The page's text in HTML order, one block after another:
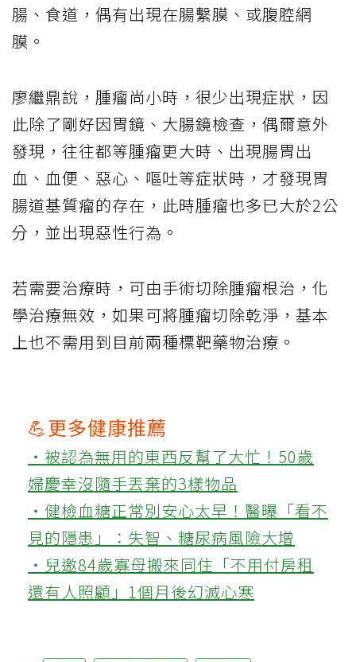
腸、食道，偶有出現在腸繫膜、或腹腔網
膜。
廖繼鼎說，腫瘤尚小時，很少出現症狀，因
此除了剛好因胃鏡、大腸鏡檢查，偶爾意外
發現，往往都等腫瘤更大時、出現腸胃出
血、血便、惡心、嘔吐等症狀時，才發現胃
腸道基質瘤的存在，此時腫瘤也多已大於2公
分，並出現惡性行為。
若需要治療時，可由手術切除腫瘤根治，化
學治療無效，如果可將腫瘤切除乾淨，基本
上也不需用到目前兩種標靶藥物治療。
💪更多健康推薦
‧被認為無用的東西反幫了大忙！50歲
婦慶幸沒隨手丟棄的3樣物品
‧健檢血糖正常別安心太早！醫曝「看不
見的隱患」：失智、糖尿病風險大增
‧兒邀84歲寡母搬來同住「不用付房租
還有人照顧」1個月後幻滅心寒